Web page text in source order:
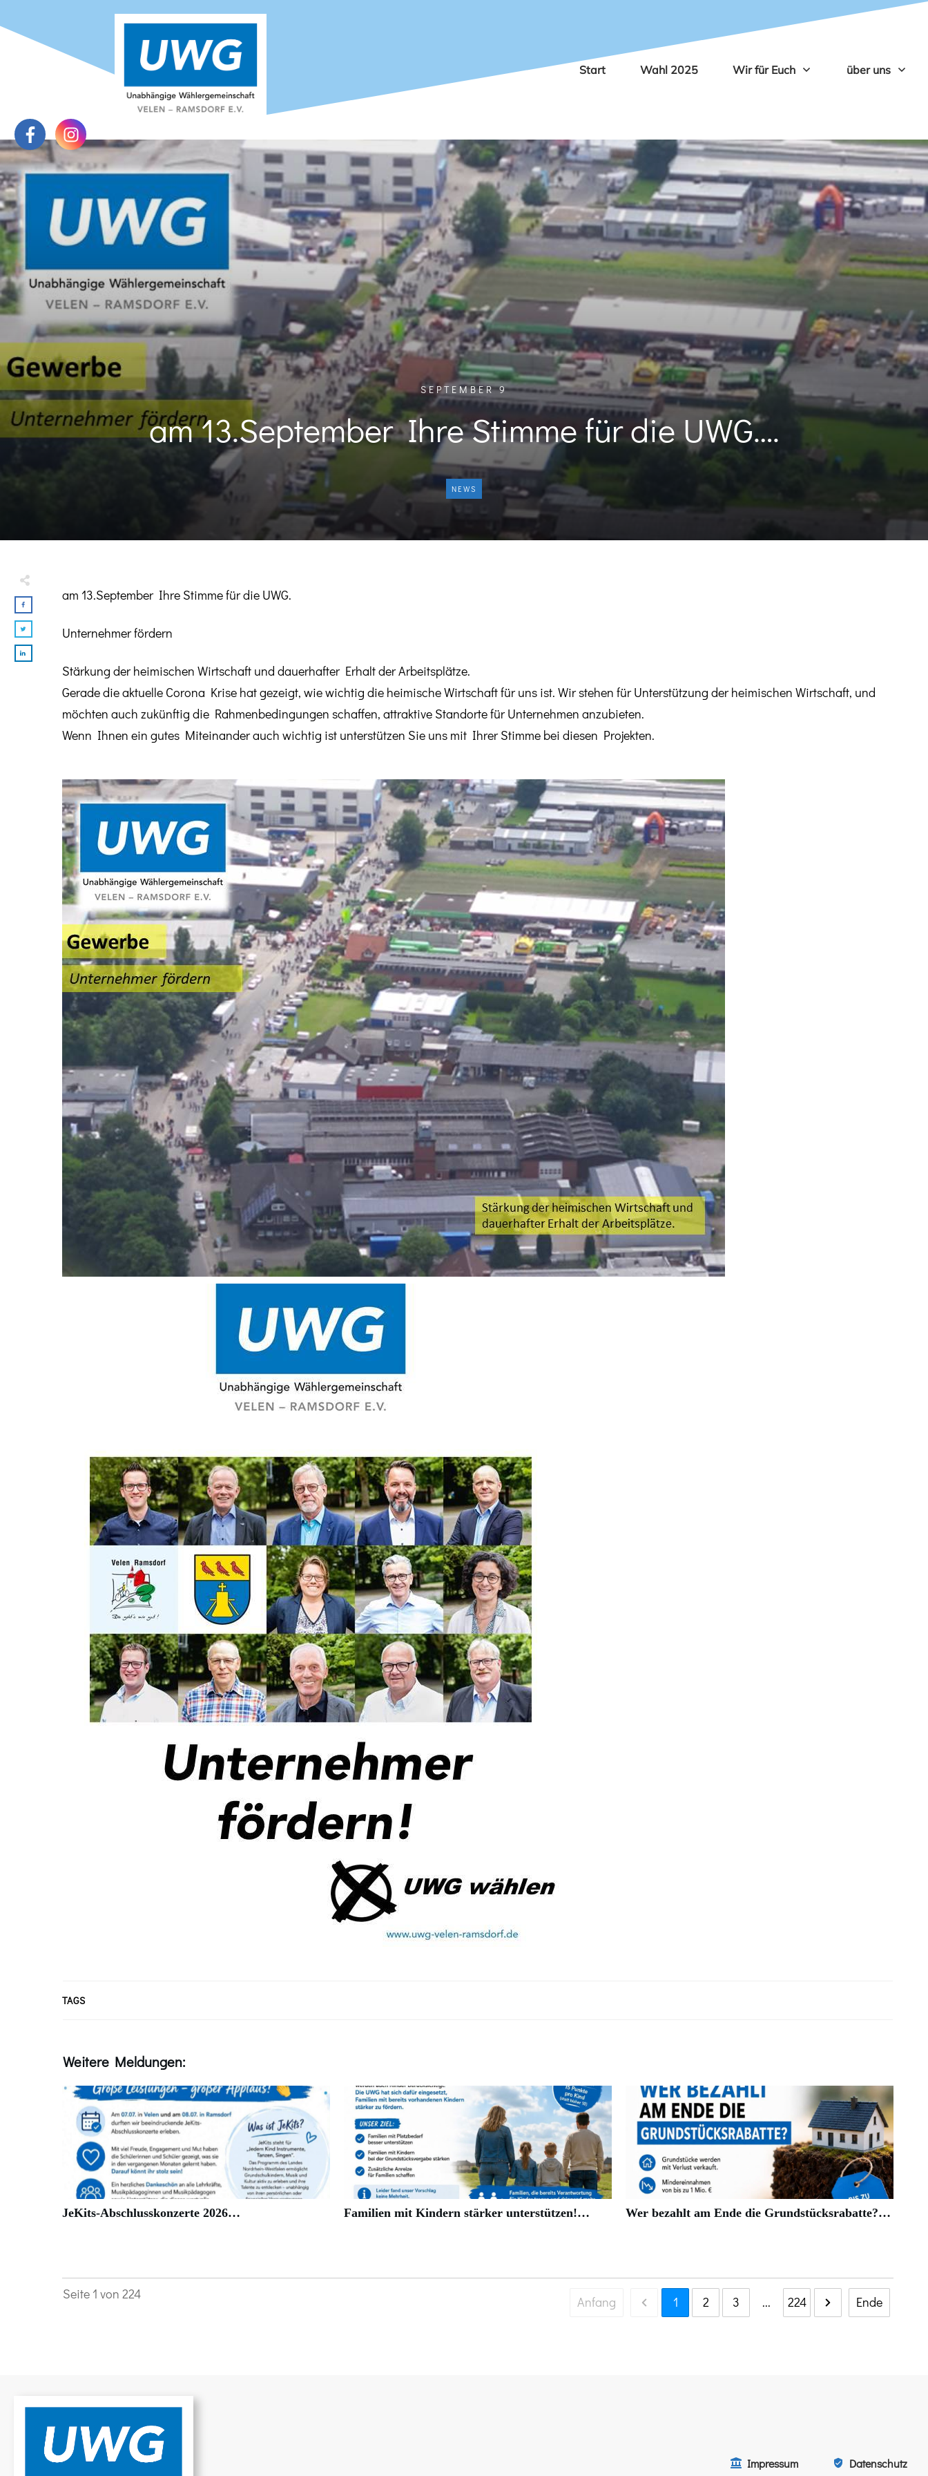
Start Wahl 2025 Wir für Euch über uns
SEPTEMBER 9
am 13.September Ihre Stimme für die UWG….
NEWS
am 13.September Ihre Stimme für die UWG.
Unternehmer fördern
Stärkung der heimischen Wirtschaft und dauerhafter Erhalt der Arbeitsplätze.
Gerade die aktuelle Corona Krise hat gezeigt, wie wichtig die heimischeWirtschaft für uns ist. Wir stehen für Unterstützung der heimischen Wirtschaft, und
möchten auch zukünftig die Rahmenbedingungen schaffen, attraktive Standorte für Unternehmen anzubieten.
Wenn Ihnen ein gutes Miteinander auch wichtig ist unterstützen Sie uns mit Ihrer Stimme bei diesen Projekten.
TAGS
Weitere Meldungen:
JeKits-Abschlusskonzerte 2026… Familien mit Kindern stärker unterstützen!… Wer bezahlt am Ende die Grundstücksrabatte?…
Seite 1 von 224 Anfang 1 2 3 ... 224 Ende
Impressum Datenschutz